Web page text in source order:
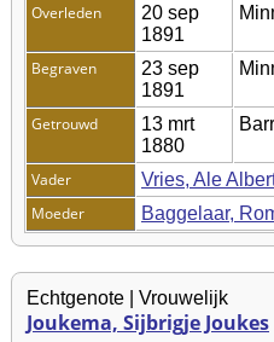
Overleden
20 sep
1891
Begraven
23 sep
1891
Getrouwd
13 mrt
1880
Vader Vries, Ale
Moeder
Baggelaar,
Echtgenote | Vrouwelijk
Joukema, Sijbrigje Joukes